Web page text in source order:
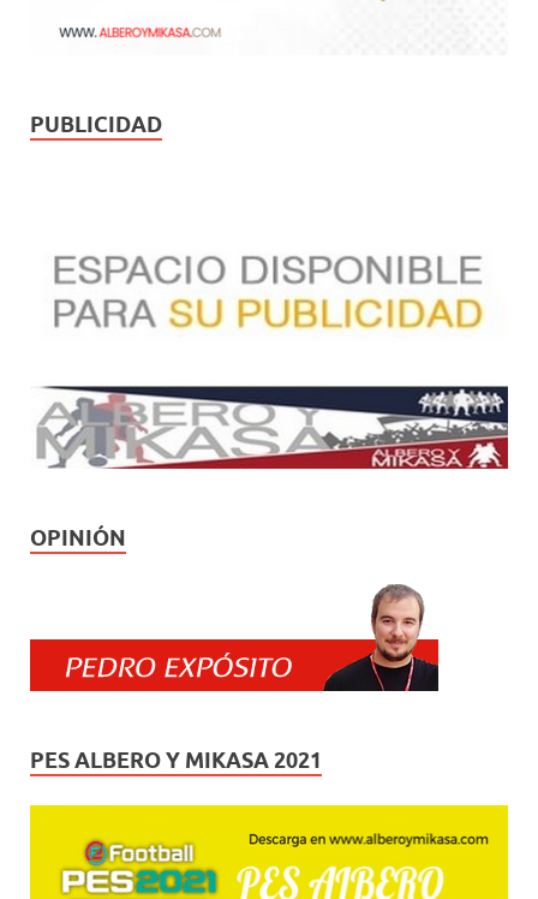
PUBLICIDAD
OPINIÓN
PES ALBERO Y MIKASA 2021